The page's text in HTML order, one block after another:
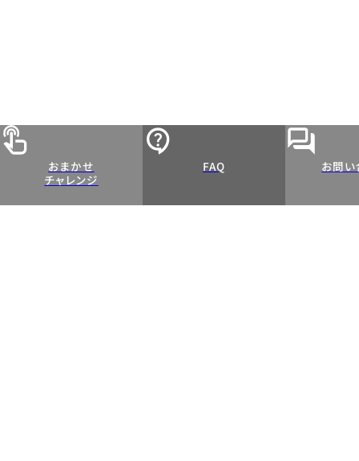
おまかせ
チャレンジ
FAQ お問